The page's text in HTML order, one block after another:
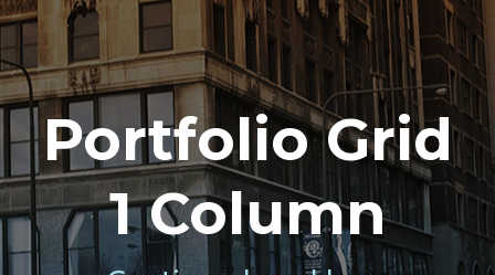
Portfolio Grid
1 Column